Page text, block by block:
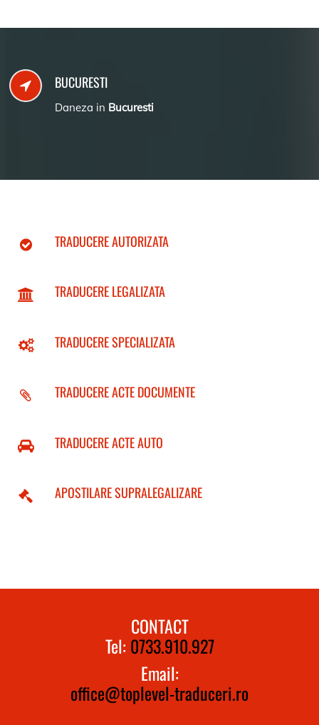
BUCURESTI
Daneza in Bucuresti
TRADUCERE AUTORIZATA
TRADUCERE LEGALIZATA
TRADUCERE SPECIALIZATA
TRADUCERE ACTE DOCUMENTE
TRADUCERE ACTE AUTO
APOSTILARE SUPRALEGALIZARE
CONTACT
Tel: 0733.910.927
Email:
office@toplevel-traduceri.ro